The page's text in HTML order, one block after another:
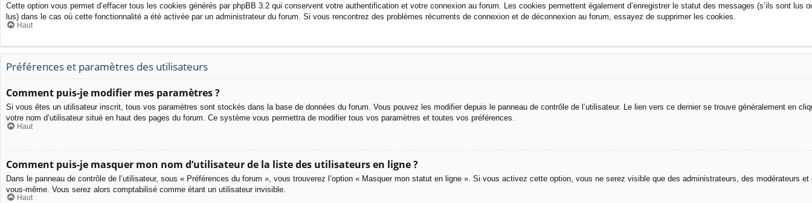
Cette option vous permet d’effacer tous les cookies générés par phpBB 3.2 qui conservent votre authentification et votre connexion au forum. Les cookies permettent également d’enregistrer le statut des messages (s’ils sont lus
lus) dans le cas où cette fonctionnalité a été activée par un administrateur du forum. Si vous rencontrez des problèmes récurrents de connexion et de déconnexion au forum, essayez de supprimer les cookies.
Haut
Préférences et paramètres des utilisateurs
Comment puis-je modifier mes paramètres ?
Si vous êtes un utilisateur inscrit, tous vos paramètres sont stockés dans la base de données du forum. Vous pouvez les modifier depuis le panneau de contrôle de l’utilisateur. Le lien vers ce dernier se trouve généralement en
votre nom d’utilisateur situé en haut des pages du forum. Ce système vous permettra de modifier tous vos paramètres et toutes vos préférences.
Haut
Comment puis-je masquer mon nom d’utilisateur de la liste des utilisateurs en ligne ?
Dans le panneau de contrôle de l’utilisateur, sous « Préférences du forum », vous trouverez l’option « Masquer mon statut en ligne ». Si vous activez cette option, vous ne serez visible que des administrateurs, des modérateurs et
vous-même. Vous serez alors comptabilisé comme étant un utilisateur invisible.
Haut